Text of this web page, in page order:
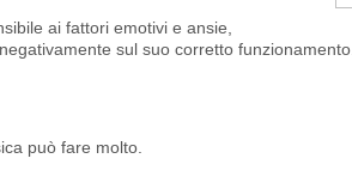
ai fattori emotivi e ansie,
sul suo corretto funzionamento.
può fare molto.